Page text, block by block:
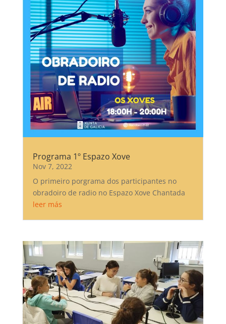
Programa 1º Espazo Xove
Nov 7, 2022
O primeiro porgrama dos participantes no
obradoiro de radio no Espazo Xove Chantada
leer más